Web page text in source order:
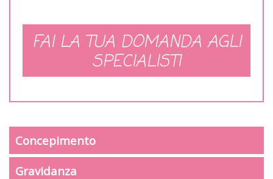
FAI LA TUA DOMANDA AGLI
SPECIALISTI
Concepimento
Gravidanza